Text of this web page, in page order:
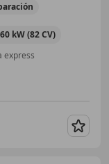
60 kW (82 CV)
express